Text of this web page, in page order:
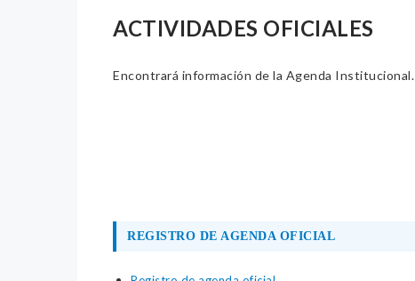
ACTIVIDADES OFICIALES
Encontrará información de la Agenda Institucional.
REGISTRO DE AGENDA OFICIAL